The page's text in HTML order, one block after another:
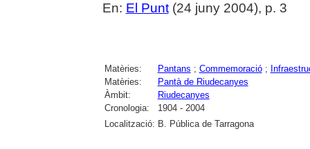
En: El Punt(24 juny 2004), p. 3
Matèries: Pantans ; Commemoració;
Matèries:
Pantà de Riudecanyes
Àmbit:
Riudecanyes
Cronologia:
1904 - 2004
Localització: B. Pública de Tarragona